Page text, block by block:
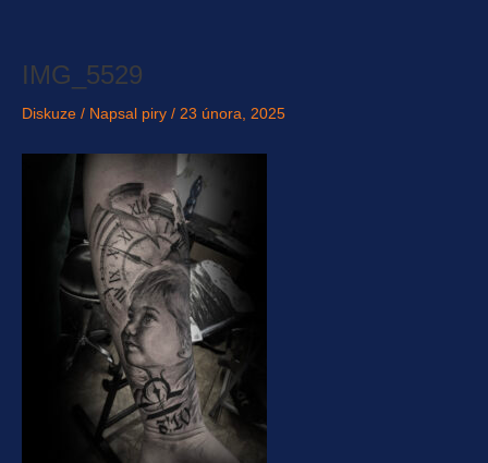
IMG_5529
Diskuze / Napsal piry / 23 února, 2025